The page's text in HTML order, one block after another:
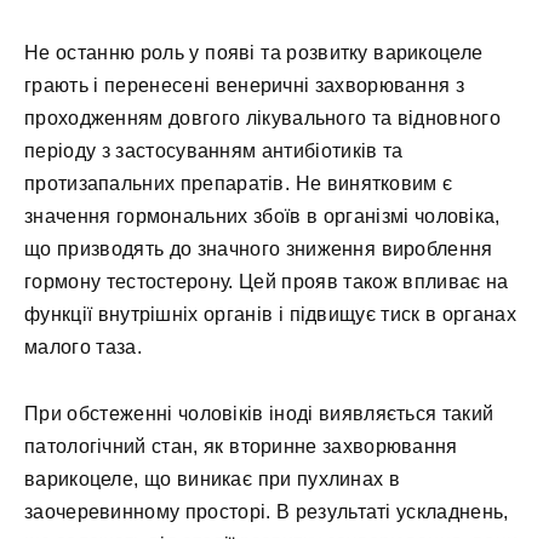
Не останню роль у появі та розвитку варикоцеле
грають і перенесені венеричні захворювання з
проходженням довгого лікувального та відновного
періоду з застосуванням антибіотиків та
протизапальних препаратів. Не винятковим є
значення гормональних збоїв в організмі чоловіка,
що призводять до значного зниження вироблення
гормону тестостерону. Цей прояв також впливає на
функції внутрішніх органів і підвищує тиск в органах
малого таза.
При обстеженні чоловіків іноді виявляється такий
патологічний стан, як вторинне захворювання
варикоцеле, що виникає при пухлинах в
заочеревинному просторі. В результаті ускладнень,